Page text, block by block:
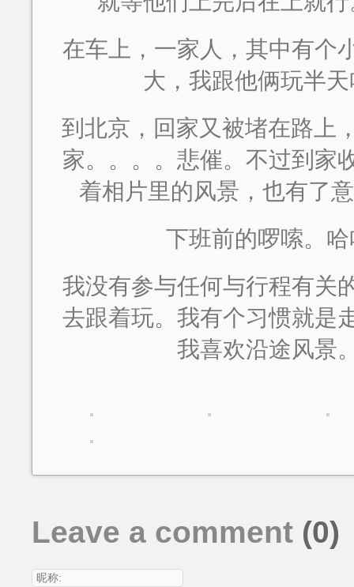
在车上，一家人，其中有个
大，我跟他俩玩半
到北京，回家又被堵在路上
家。。。。悲催。不过到家
着相片里的风景，也有了
下班前的啰嗦。哈
我没有参与任何与行程有关
去跟着玩。我有个习惯就是
我喜欢沿途风景
Leave a comment (0)
昵称: